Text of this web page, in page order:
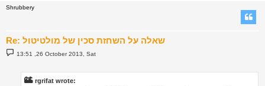
Shrubbery
Re: שאלה על השחזת סכין של מולטיטול
P
o
13:51 ,26 October 2013, Sat
rgrifat wrote: